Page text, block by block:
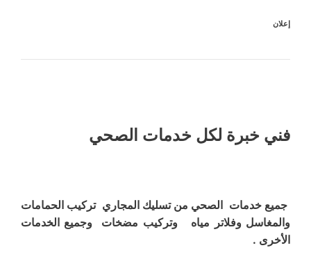
إعلان
فني خبرة لكل خدمات الصحي
جميع خدمات الصحي من تسليك المجاري تركيب الحمامات
والمغاسل وفلاتر مياه وتركيب مضخات وجميع الخدمات
الأخرى .